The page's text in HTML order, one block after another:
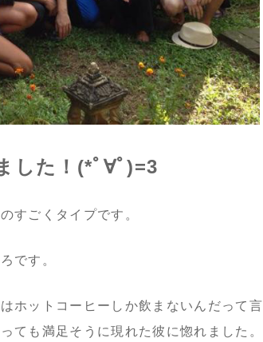
した！(*ﾟ∀ﾟ)=3
すごくタイプです。
です。
ホットコーヒーしか飲まないんだって言
ても満足そうに現れた彼に惚れました。